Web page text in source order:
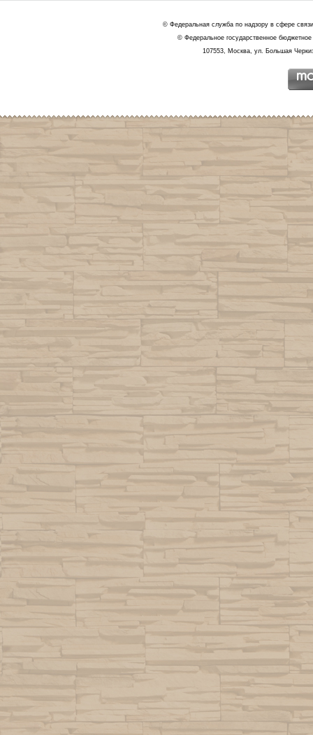
© Федеральная служба по надзору в сфере
© Федеральное государственное
107553, Москва, ул. Большая